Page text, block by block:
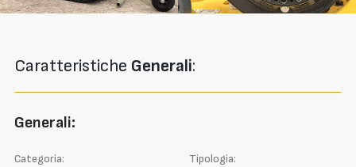
Caratteristiche Generali:
Generali:
Categoria: Tipologia: